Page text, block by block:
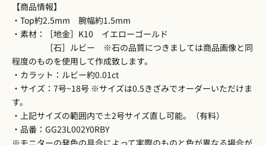
【商品情報】
・Top約2.5mm 腕幅約1.5mm
・素材：［地金］K10 イエローゴールド
［石］ルビー ※石の品質につきましては商品画像と同
程度のものを使用して作成致します。
・カラット：ルビー約0.01ct
・サイズ：7号~18号 ※サイズは0.5きざみでオーダーいただけま
す。
・上記サイズの範囲内で±2号サイズ直し可能。（有料）
・品番：GG23L002Y0RBY